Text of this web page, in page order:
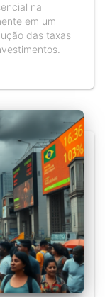
na
em um
das taxas